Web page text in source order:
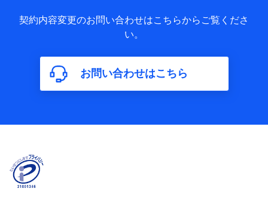
歴の情報及び保険の更改案内等を提供した際のメール内容や
送信履歴などの情報）が含まれます。
約に関する情報。例として、保険契約者及び被保険者の氏
名、住所、生年月日、性別、保険契約者と被保険者の関係、
保険加入の目的、保険商品の内容、保険料、保険料のお支払
方法、車のメーカーや走行距離などの情報、建物の構造や築
当社
株式会社NTTドコモ
【利用する者の利用目的】
契約内容変更のお問い合わせはこちらからご覧くださ
い。
お問い合わせはこちら